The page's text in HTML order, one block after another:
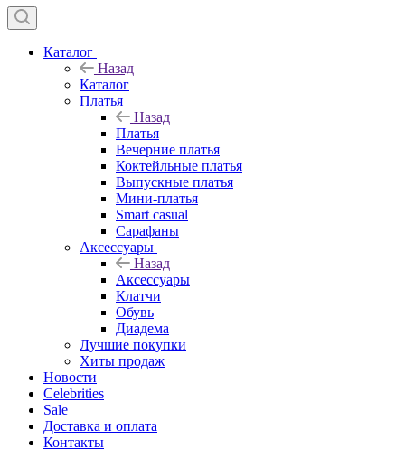
Каталог
Назад
Каталог
Платья
Назад
Платья
Вечерние платья
Коктейльные платья
Выпускные платья
Мини-платья
Smart casual
Сарафаны
Аксессуары
Назад
Аксессуары
Клатчи
Обувь
Диадема
Лучшие покупки
Хиты продаж
Новости
Celebrities
Sale
Доставка и оплата
Контакты